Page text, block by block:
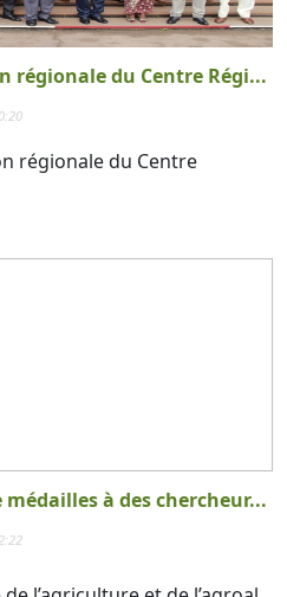
régionale du Centre Régi...
régionale du Centre
à des chercheur...